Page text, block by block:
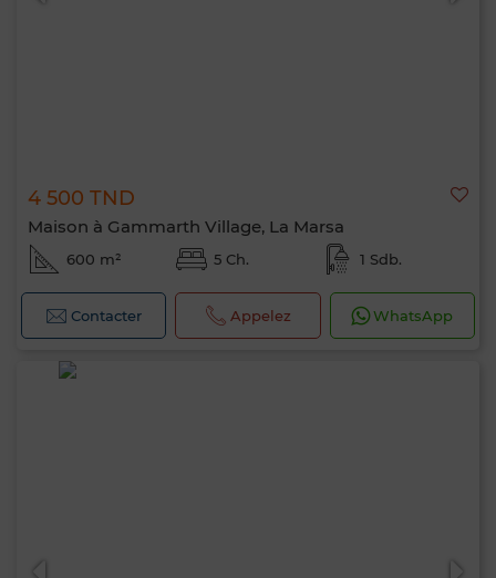
4 500 TND
Maison à Gammarth Village, La Marsa
600 m² 5 Ch. 1 Sdb.
Contacter Appelez WhatsApp